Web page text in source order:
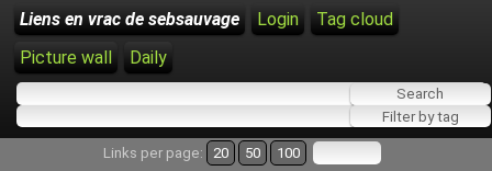
Liens en vrac de sebsauvage Login
Tag cloud
Picture wall
Daily
Links per page: 20 50 100